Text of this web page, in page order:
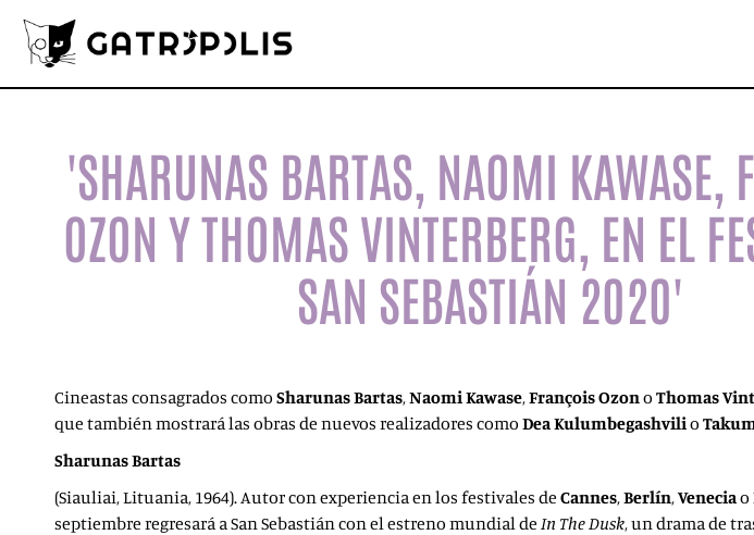
'SHARUNAS BARTAS, NAOMI KAWASE,
OZON Y THOMAS VINTERBERG, EN EL
SAN SEBASTIÁN 2020'
Cineastas consagrados como Sharunas Bartas,Naomi Kawase,François Ozono Thomas
que también mostrará las obras de nuevos realizadores como Dea Kulumbegashvilio
Sharunas Bartas
(Siauliai, Lituania, 1964). Autor con experiencia en los festivales de Cannes,Berlín,Veneciao
septiembre regresará a San Sebastián con el estreno mundial de In The Dusk, un drama de